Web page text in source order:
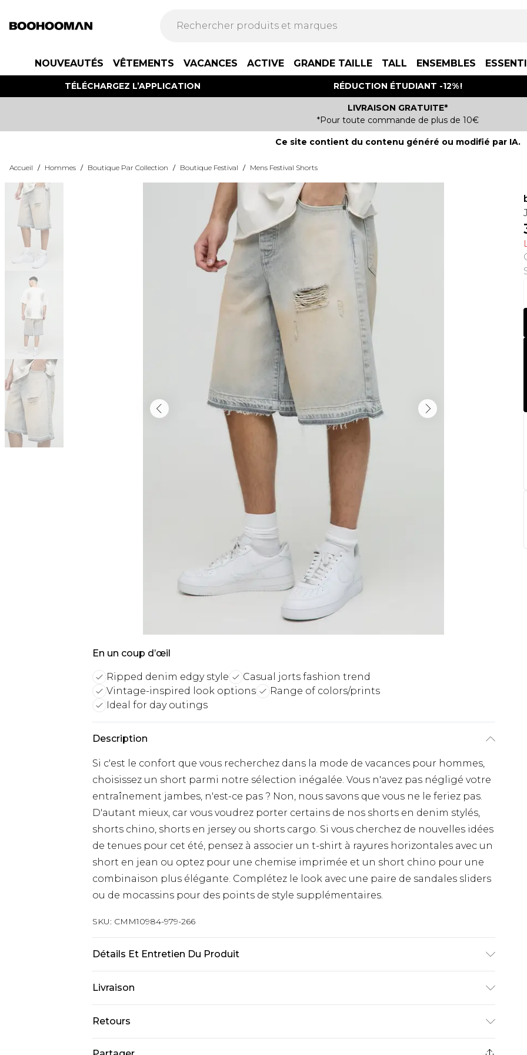
NOUVEAUTÉS VÊTEMENTS VACANCES ACTIVE GRANDE TAILLE TALL ENSEMBLES
TÉLÉCHARGEZ L’APPLICATION RÉDUCTION ÉTUDIANT -12% !
LIVRAISON GRATUITE*
*Pour toute commande de plus de 10€
Ce site contient du contenu généré ou modifié par IA.
Accueil / Hommes / Boutique Par Collection / Boutique Festival / Mens Festival Shorts
En un coup d’œil
Ripped denim edgy style
Casual jorts fashion trend
Vintage-inspired look options
Range of colors/prints
Ideal for day outings
Description
Si c'est le confort que vous recherchez dans la mode de vacances pour hommes,
choisissez un short parmi notre sélection inégalée. Vous n'avez pas négligé votre
entraînement jambes, n'est-ce pas ? Non, nous savons que vous ne le feriez pas.
D'autant mieux, car vous voudrez porter certains de nos shorts en denim stylés,
shorts chino, shorts en jersey ou shorts cargo. Si vous cherchez de nouvelles idées
de tenues pour cet été, pensez à associer un t-shirt à rayures horizontales avec un
short en jean ou optez pour une chemise imprimée et un short chino pour une
combinaison plus élégante. Complétez le look avec une paire de sandales sliders
ou de mocassins pour des points de style supplémentaires.
SKU: CMM10984-979-266
Détails Et Entretien Du Produit
Livraison
Livraison standard France
€9.99
Retours